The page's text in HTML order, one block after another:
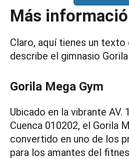
Más
Claro, aquí tienes un texto
describe el gimnasio
Gorila Mega Gym
Ubicado en la vibrante AV.
Cuenca 010202, el Gorila
convertido en uno de los
para los amantes del